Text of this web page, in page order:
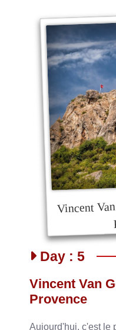
Vincent
Day : 5
Vincent Van
Provence
Aujourd'hui, c'est le